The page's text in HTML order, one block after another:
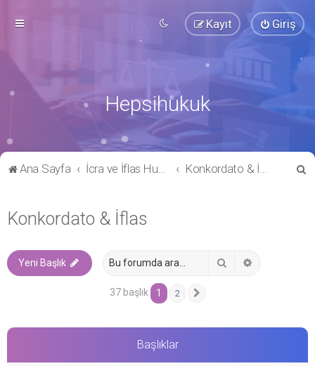
Giriş
Kayıt
Hepsihukuk
Ana Sayfa İcra ve İflas Hukuku Konkordato & İflas
Konkordato & İflas
Yeni Başlık
37 başlık 1 2
Başlıklar